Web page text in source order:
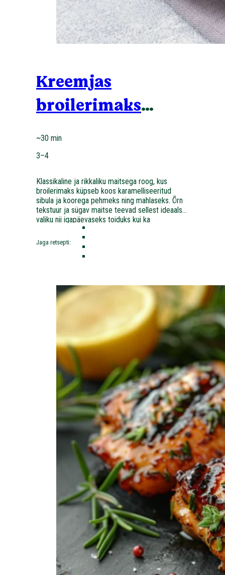
Kreemjas
broilerimaks
sibulaga
~30 min
3–4
Klassikaline ja rikkaliku maitsega roog, kus
broilerimaks küpseb koos karamelliseeritud
sibula ja koorega pehmeks ning mahlaseks. Õrn
tekstuur ja sügav maitse teevad sellest ideaalse
valiku nii igapäevaseks toiduks kui ka
traditsioonilisemaks eineks. Sobib hästi kartuli,
riisi või värske salati kõrvale.
Jaga retsepti: